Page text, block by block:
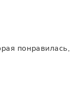
понравилась,